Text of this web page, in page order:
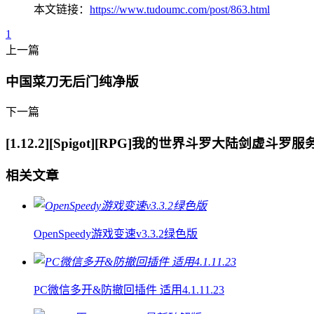
本文链接： https://www.tudoumc.com/post/863.html
1
上一篇
中国菜刀无后门纯净版
下一篇
[1.12.2][Spigot][RPG]我的世界斗罗大陆剑虚斗罗服
相关文章
OpenSpeedy游戏变速v3.3.2绿色版
PC微信多开&防撤回插件 适用4.1.11.23